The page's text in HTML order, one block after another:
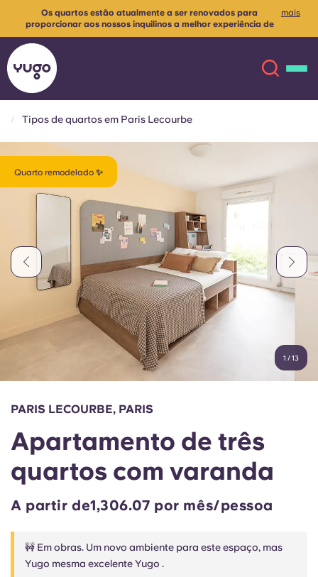
Sobre
Localizações
Conta
English (GB)
Chinese
Español
Deutsch
Selecione um país
Iniciar sessão
Reservar agora
English (US)
Chinese Español
Català Deutsch
Italian French
Portuguese
Os quartos estão atualmente a ser renovados para
proporcionar aos nossos inquilinos a melhor experiência de
habitação possível✨Contacte-nos para mais informações
mais
Tipos de quartos em Paris Lecourbe
Quarto remodelado ✨
1 /13
PARIS LECOURBE, PARIS
Apartamento de três
quartos com varanda
A partir de1,306.07 por mês/pessoa
🚧 Em obras. Um novo ambiente para este espaço, mas
Yugo mesma excelente Yugo .